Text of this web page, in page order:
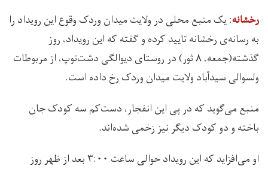
رخشانه: یک منبع محلی در ولایت میدان وردک وقوع این رویداد را
به رسانه‌ی رخشانه تایید کرده و گفته که این رویداد، روز
گذشته(جمعه، ۸ ثور) در روستای دیوالگی دشت‌توپ، از مربوطات
ولسوالی سیدآباد ولایت میدان وردک رخ داده است.
منبع می‌گوید که در پی این انفجار، دست‌کم سه کودک جان
باخته و دو کودک دیگر نیز زخمی شده‌اند.
او می‌افزاید که این رویداد حوالی ساعت ۳:۰۰ بعد از ظهر روز